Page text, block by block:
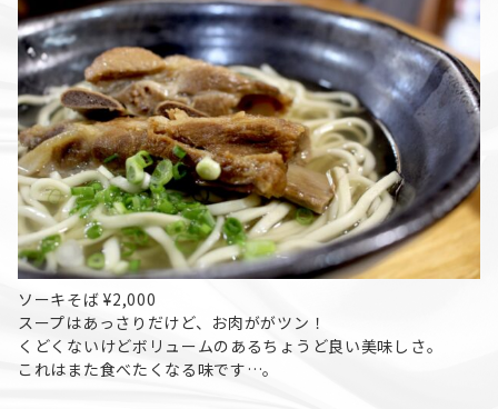
ソーキそば ¥2,000
スープはあっさりだけど、お肉ががツン！
くどくないけどボリュームのあるちょうど良い美味しさ。
これはまた食べたくなる味です…。